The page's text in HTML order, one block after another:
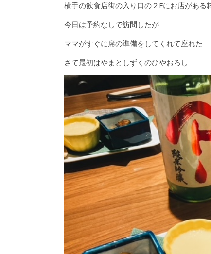
横手の飲食店街の入り口の２Fにお店がある
今日は予約なしで訪問したが
ママがすぐに席の準備をしてくれて座れた
さて最初はやまとしずくのひやおろし